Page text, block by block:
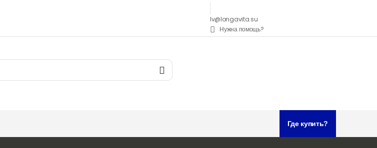
lv@longavita.su
Нужна помощь?
Где купить?